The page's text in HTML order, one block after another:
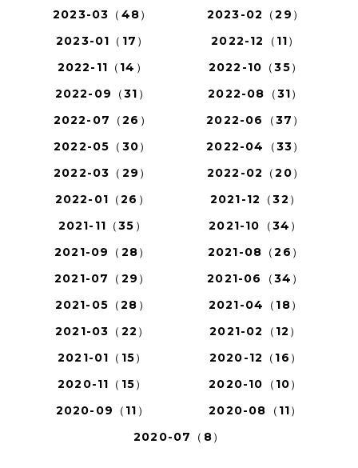
2023-03（48）
2023-02（29）
2023-01（17）
2022-12（11）
2022-11（14）
2022-10（35）
2022-09（31）
2022-08（31）
2022-07（26）
2022-06（37）
2022-05（30）
2022-04（33）
2022-03（29）
2022-02（20）
2022-01（26）
2021-12（32）
2021-11（35）
2021-10（34）
2021-09（28）
2021-08（26）
2021-07（29）
2021-06（34）
2021-05（28）
2021-04（18）
2021-03（22）
2021-02（12）
2021-01（15）
2020-12（16）
2020-11（15）
2020-10（10）
2020-09（11）
2020-08（11）
2020-07（8）